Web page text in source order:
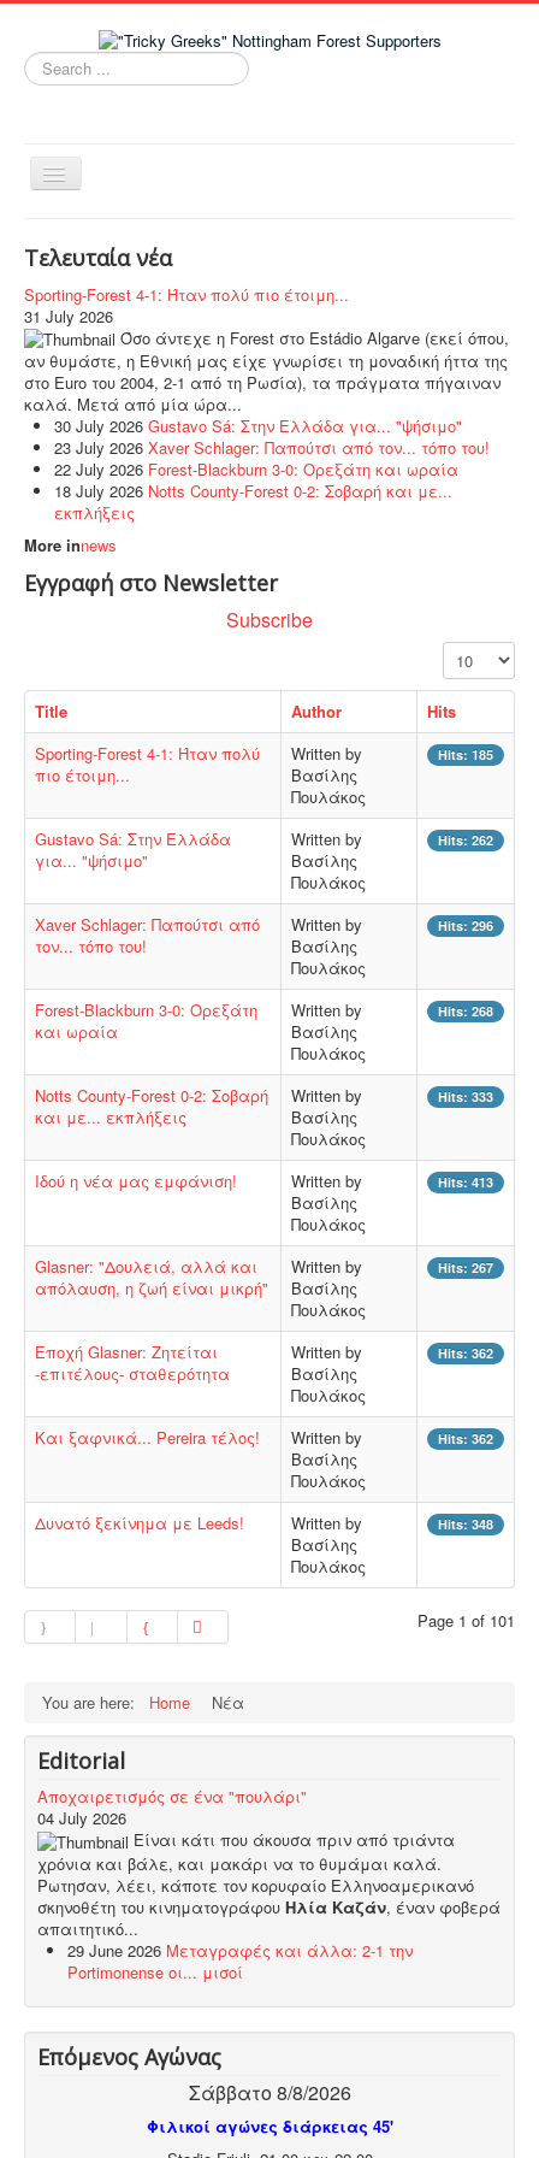
Search
...
Toggle
Navigation
Νέα
Ομάδα
Tricky Greeks
NFFC Women
Links
Live Chat!
Επικοινωνία
Τελευταία νέα
Sporting-Forest 4-1: Ήταν πολύ πιο έτοιμη...
31 July 2026
Όσο άντεχε η Forest στο Estádio Algarve (εκεί όπου,
αν θυμάστε, η Εθνική μας είχε γνωρίσει τη μοναδική ήττα της
στο Euro του 2004, 2-1 από τη Ρωσία), τα πράγματα πήγαιναν
καλά. Μετά από μία ώρα...
30 July 2026 Gustavo Sá: Στην Ελλάδα για... "ψήσιμο"
23 July 2026 Xaver Schlager: Παπούτσι από τον... τόπο του!
22 July 2026 Forest-Blackburn 3-0: Ορεξάτη και ωραία
18 July 2026 Notts County-Forest 0-2: Σοβαρή και με...
εκπλήξεις
More innews
Εγγραφή στο Newsletter
Subscribe
Display #
Title Author
Hits
Sporting-Forest 4-1: Ήταν πολύ
πιο έτοιμη...
Written by
Βασίλης
Πουλάκος
Hits: 185
Gustavo Sá: Στην Ελλάδα
για... "ψήσιμο"
Written by
Βασίλης
Πουλάκος
Hits: 262
Xaver Schlager: Παπούτσι από
τον... τόπο του!
Written by
Βασίλης
Πουλάκος
Hits: 296
Forest-Blackburn 3-0: Ορεξάτη
και ωραία
Written by
Βασίλης
Πουλάκος
Hits: 268
Notts County-Forest 0-2: Σοβαρή
και με... εκπλήξεις
Written by
Βασίλης
Πουλάκος
Hits: 333
Ιδού η νέα μας εμφάνιση!
Written by
Βασίλης
Πουλάκος
Hits: 413
Glasner: "Δουλειά, αλλά και
απόλαυση, η ζωή είναι μικρή"
Written by
Βασίλης
Πουλάκος
Hits: 267
Εποχή Glasner: Ζητείται
-επιτέλους- σταθερότητα
Written by
Βασίλης
Πουλάκος
Hits: 362
Και ξαφνικά... Pereira τέλος!
Written by
Βασίλης
Πουλάκος
Hits: 362
Δυνατό ξεκίνημα με Leeds!
Written by
Βασίλης
Πουλάκος
Hits: 348
Page 1 of 101
You are here: Home Νέα
Editorial
Αποχαιρετισμός σε ένα "πουλάρι"
04 July 2026
Είναι κάτι που άκουσα πριν από τριάντα
χρόνια και βάλε, και μακάρι να το θυμάμαι καλά.
Ρωτησαν, λέει, κάποτε τον κορυφαίο Ελληνοαμερικανό
σκηνοθέτη του κινηματογράφου Ηλία Καζάν, έναν φοβερά
απαιτητικό...
29 June 2026 Μεταγραφές και άλλα: 2-1 την
Portimonense οι... μισοί
Επόμενος Αγώνας
Σάββατο 8/8/2026
Φιλικοί αγώνες διάρκειας 45'